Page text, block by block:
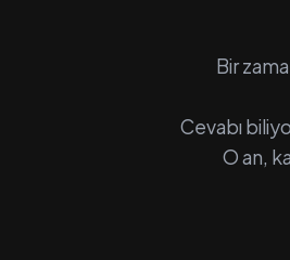
Bir
Cevabı
O an,